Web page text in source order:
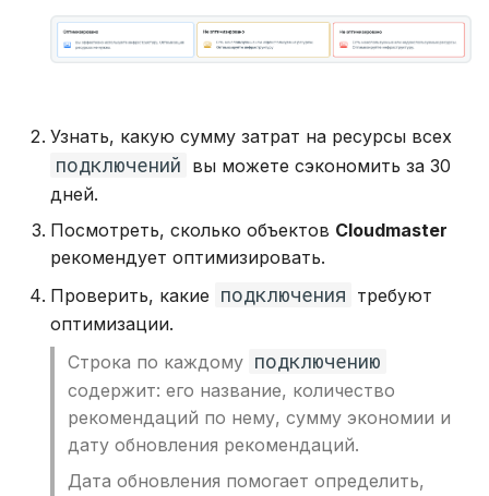
Узнать, какую сумму затрат на ресурсы всех
подключений вы можете сэкономить за 30
дней.
Посмотреть, сколько объектов Cloudmaster
рекомендует оптимизировать.
Проверить, какие подключения требуют
оптимизации.
Строка по каждому подключению
содержит: его название, количество
рекомендаций по нему, сумму экономии и
дату обновления рекомендаций.
Дата обновления помогает определить,